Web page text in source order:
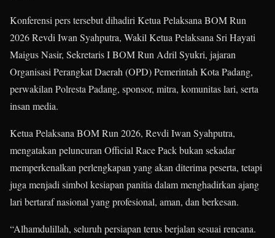
Konferensi pers tersebut dihadiri Ketua Pelaksana BOM Run
2026 Revdi Iwan Syahputra, Wakil Ketua Pelaksana Sri Hayati
Maigus Nasir, Sekretaris I BOM Run Adril Syukri, jajaran
Organisasi Perangkat Daerah (OPD) Pemerintah Kota Padang,
perwakilan Polresta Padang, sponsor, mitra, komunitas lari, serta
insan media.
Ketua Pelaksana BOM Run 2026, Revdi Iwan Syahputra,
mengatakan peluncuran Official Race Pack bukan sekadar
memperkenalkan perlengkapan yang akan diterima peserta, tetapi
juga menjadi simbol kesiapan panitia dalam menghadirkan ajang
lari bertaraf nasional yang profesional, aman, dan berkesan.
“Alhamdulillah, seluruh persiapan terus berjalan sesuai rencana.